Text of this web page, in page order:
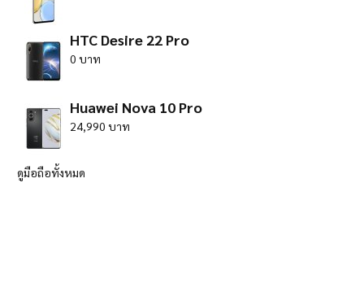
HTC Desire 22 Pro
0 บาท
Huawei Nova 10 Pro
24,990 บาท
ดูมือถือทั้งหมด